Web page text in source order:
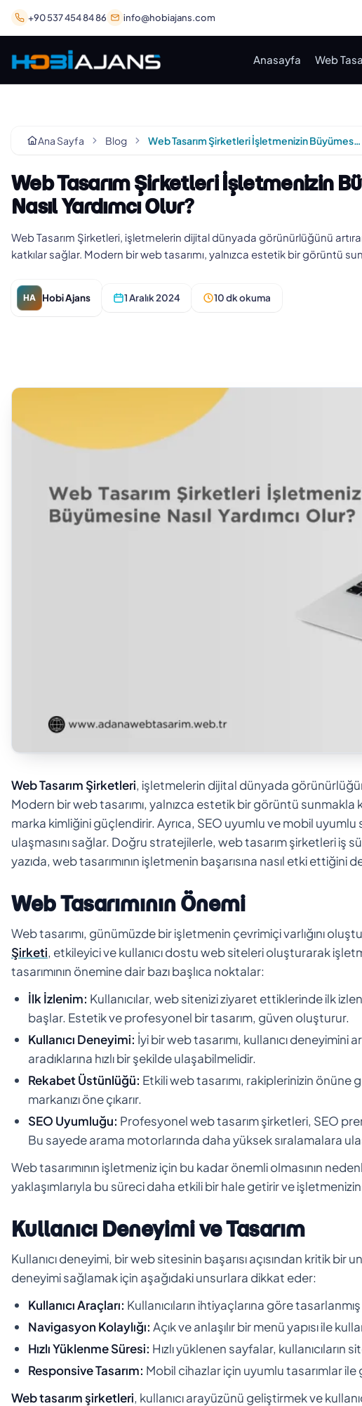
+90 537 454 84 86 info@hobiajans.com
Anasayfa Web
Ana Sayfa Blog Web Tasarım Şirketleri İşletmenizin Büyümesine Nasıl Yardımcı Olur?
Web Tasarım Şirketleri İşletmenizin
Nasıl Yardımcı Olur?
Web Tasarım Şirketleri, işletmelerin dijital dünyada görünürlüğünü
katkılar sağlar. Modern bir web tasarımı, yalnızca estetik bir görüntü
HA Hobi Ajans 1 Aralık 2024 10 dk okuma
Web Tasarım Şirketleri, işletmelerin dijital dünyada
Modern bir web tasarımı, yalnızca estetik bir görüntü sunmakla
marka kimliğini güçlendirir. Ayrıca, SEO uyumlu ve mobil
ulaşmasını sağlar. Doğru stratejilerle, web tasarım şirketleri iş
yazıda, web tasarımının işletmenin başarısına nasıl etki ettiğini
Web Tasarımının Önemi
Web tasarımı, günümüzde bir işletmenin çevrimiçi varlığını
Şirketi, etkileyici ve kullanıcı dostu web siteleri oluşturarak
tasarımının önemine dair bazı başlıca noktalar:
İlk İzlenim: Kullanıcılar, web sitenizi ziyaret ettiklerinde ilk
başlar. Estetik ve profesyonel bir tasarım, güven oluşturur.
Kullanıcı Deneyimi: İyi bir web tasarımı, kullanıcı deneyimini
aradıklarına hızlı bir şekilde ulaşabilmelidir.
Rekabet Üstünlüğü: Etkili web tasarımı, rakiplerinizin önüne
markanızı öne çıkarır.
SEO Uyumluğu: Profesyonel web tasarım şirketleri, SEO
Bu sayede arama motorlarında daha yüksek sıralamalara
Web tasarımının işletmeniz için bu kadar önemli olmasının
yaklaşımlarıyla bu süreci daha etkili bir hale getirir ve
Kullanıcı Deneyimi ve Tasarım
Kullanıcı deneyimi, bir web sitesinin başarısı açısından kritik bir
deneyimi sağlamak için aşağıdaki unsurlara dikkat eder:
Kullanıcı Araçları: Kullanıcıların ihtiyaçlarına göre
Navigasyon Kolaylığı: Açık ve anlaşılır bir menü yapısı ile
Hızlı Yüklenme Süresi: Hızlı yüklenen sayfalar, kullanıcıların
Responsive Tasarım: Mobil cihazlar için uyumlu tasarımlar
Web tasarım şirketleri, kullanıcı arayüzünü geliştirmek ve